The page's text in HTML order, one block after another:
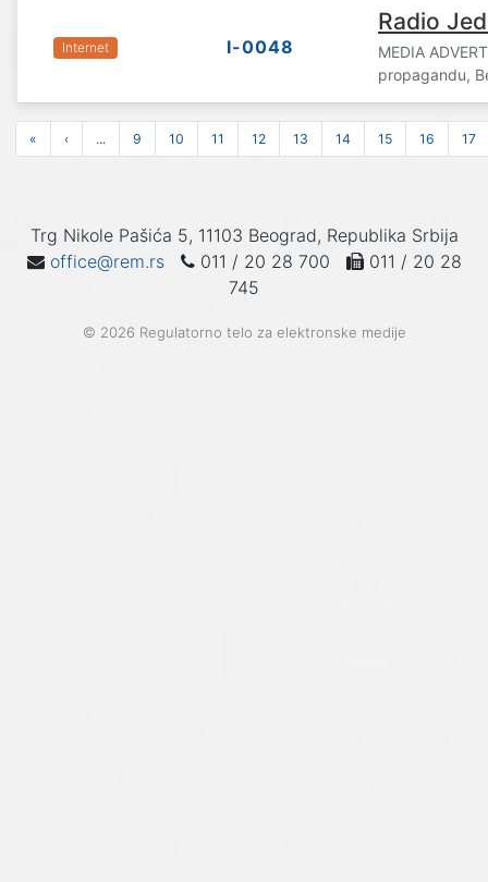
Internet I-0048
Radio
MEDIA
propagandu,
« ‹ ... 9 10 11 12 13 14 15 16 17
Trg Nikole Pašića 5, 11103 Beograd, Republika Srbija
office@rem.rs
011 / 20 28 700
011 / 20 28
745
© 2026 Regulatorno telo za elektronske medije